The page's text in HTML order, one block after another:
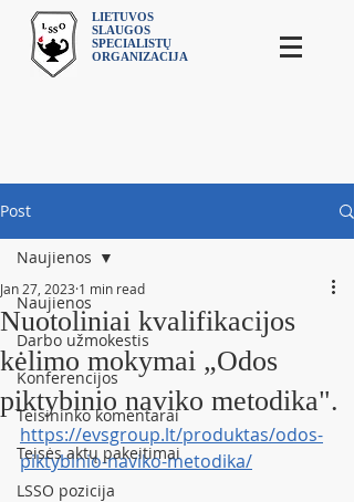
LIETUVOS
SLAUGOS
SPECIALISTŲ
ORGANIZACIJA
Post
Naujienos
Darbo užmokestis
Konferencijos
Teisininko komentarai
Teisės aktų pakeitimai
LSSO pozicija
Naujienos
Nuotoliniai kvalifikacijos
kėlimo mokymai „Odos
piktybinio naviko metodika".
Jan 27, 2023 1 min read
https://evsgroup.lt/produktas/odos-
piktybinio-naviko-metodika/